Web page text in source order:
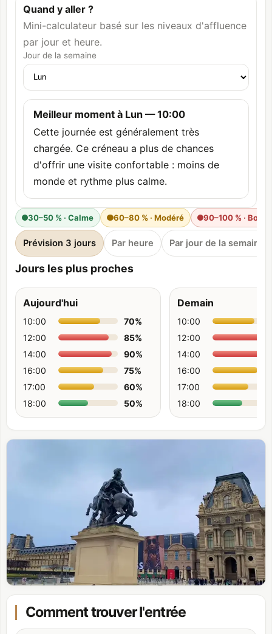
Quand y aller ?
Mini-calculateur basé sur les niveaux d'affluence
par jour et heure.
Jour de la semaine
Meilleur moment à Lun — 10:00
Cette journée est généralement très
chargée. Ce créneau a plus de chances
d'offrir une visite confortable : moins de
monde et rythme plus calme.
30–50 % · Calme 60–80 % · Modéré 90–100 % ·
Prévision 3 jours Par heure Par jour de la semaine
Jours les plus proches
Aujourd'hui
10:00 70%
12:00
85%
14:00
90%
16:00
75%
17:00
60%
18:00
50%
Demain
10:00
12:00
14:00
16:00
17:00
18:00
Comment trouver l'entrée